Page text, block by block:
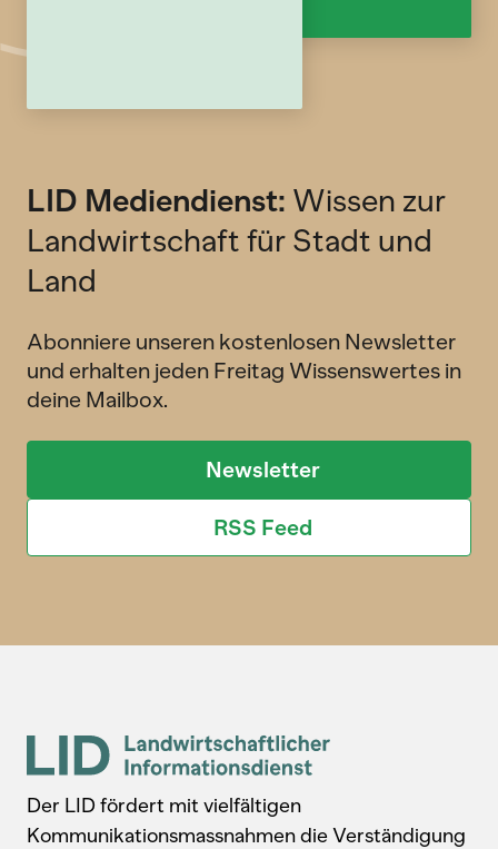
LID Mediendienst: Wissen zur
Landwirtschaft für Stadt und
Land
Abonniere unseren kostenlosen Newsletter
und erhalten jeden Freitag Wissenswertes in
deine Mailbox.
Newsletter
RSS Feed
Der LID fördert mit vielfältigen
Kommunikationsmassnahmen die Verständigung